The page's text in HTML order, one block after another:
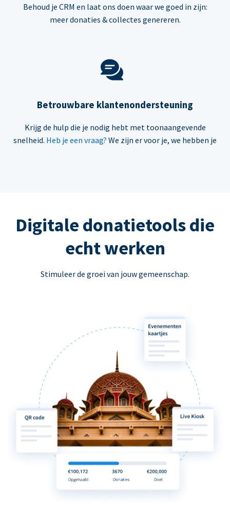
Behoud je CRM en laat ons doen waar we goed in zijn:
meer donaties & collectes genereren.
Betrouwbare klantenondersteuning
Krijg de hulp die je nodig hebt met toonaangevende
snelheid. Heb je een vraag? We zijn er voor je, we hebben je
Digitale donatietools die
echt werken
Stimuleer de groei van jouw gemeenschap.